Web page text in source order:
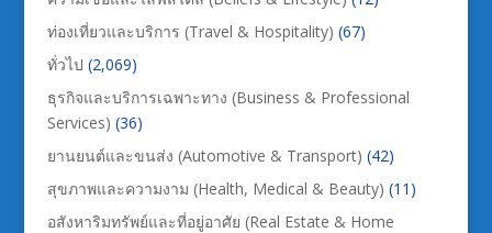
ท่องเที่ยวและบริการ (Travel & Hospitality) (67)
ทั่วไป (2,069)
ธุรกิจและบริการเฉพาะทาง (Business & Professional
Services) (36)
ยานยนต์และขนส่ง (Automotive & Transport) (42)
สุขภาพและความงาม (Health, Medical & Beauty) (11)
อสังหาริมทรัพย์และที่อยู่อาศัย (Real Estate & Home